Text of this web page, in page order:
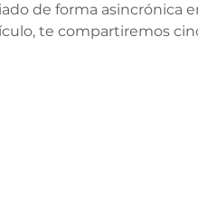
de forma asincrónica
te compartiremos